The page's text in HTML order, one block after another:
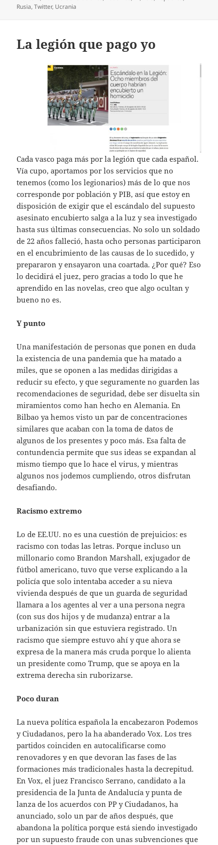
Rusia,Twitter, Ucrania
La legión que pago yo
Cada vasco paga más por la legión que cada español.
Vía cupo, aportamos por los servicios que no
tenemos (como los legionarios) más de lo que nos
corresponde por población y PIB, así que estoy en
disposición de exigir que el escándalo del supuesto
asesinato encubierto salga a la luz y sea investigado
hasta sus últimas consecuencias. No solo un soldado
de 22 años falleció, hasta ocho personas participaron
en el encubrimiento de las causas de lo sucedido, y
prepararon y ensayaron una coartada. ¿Por qué? Eso
lo decidirá el juez, pero gracias a todo lo que he
aprendido en las novelas, creo que algo ocultan y
bueno no es.
Y punto
Una manifestación de personas que ponen en duda
la existencia de una pandemia que ha matado a
miles, que se oponen a las medidas dirigidas a
reducir su efecto, y que seguramente no guarden las
recomendaciones de seguridad, debe ser disuelta sin
miramientos como han hecho en Alemania. En
Bilbao ya hemos visto un par de concentraciones
similares que acaban con la toma de datos de
algunos de los presentes y poco más. Esa falta de
contundencia permite que sus ideas se expandan al
mismo tiempo que lo hace el virus, y mientras
algunos nos jodemos cumpliendo, otros disfrutan
desafiando.
Racismo extremo
Lo de EE.UU. no es una cuestión de prejuicios: es
racismo con todas las letras. Porque incluso un
millonario como Brandon Marshall, exjugador de
fútbol americano, tuvo que verse explicando a la
policía que solo intentaba acceder a su nieva
vivienda después de que un guarda de seguridad
llamara a los agentes al ver a una persona negra
(con sus dos hijos y de mudanza) entrar a la
urbanización sin que estuviera registrado. Un
racismo que siempre estuvo ahí y que ahora se
expresa de la manera más cruda porque lo alienta
un presidente como Trump, que se apoya en la
extrema derecha sin ruborizarse.
Poco duran
La nueva política española la encabezaron Podemos
y Ciudadanos, pero la ha abanderado Vox. Los tres
partidos coinciden en autocalificarse como
renovadores y en que devoran las fases de las
formaciones más tradicionales hasta la decrepitud.
En Vox, el juez Francisco Serrano, candidato a la
presidencia de la Junta de Andalucía y punta de
lanza de los acuerdos con PP y Ciudadanos, ha
anunciado, solo un par de años después, que
abandona la política porque está siendo investigado
por un supuesto fraude con unas subvenciones que